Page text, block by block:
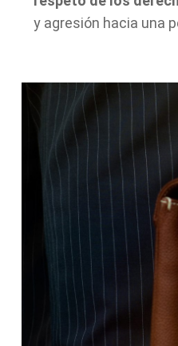
y agresión hacia una